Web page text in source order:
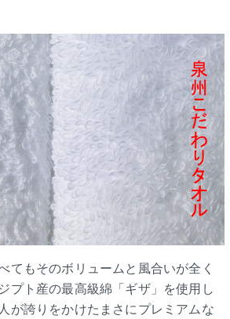
てもそのボリュームと風合いが全く
プト産の最高級綿「ギザ」を使用し
が誇りをかけたまさにプレミアムな